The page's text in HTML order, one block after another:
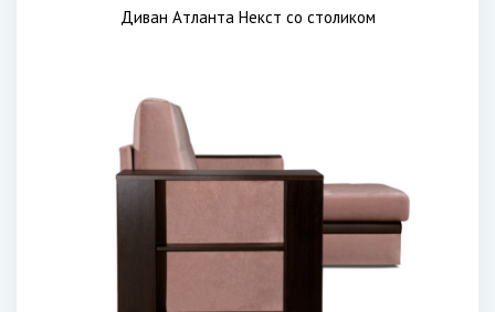
Диван Атланта Некст со столиком